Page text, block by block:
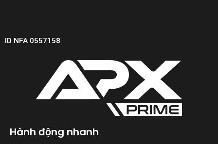
ID NFA 0557158
Hành động nhanh